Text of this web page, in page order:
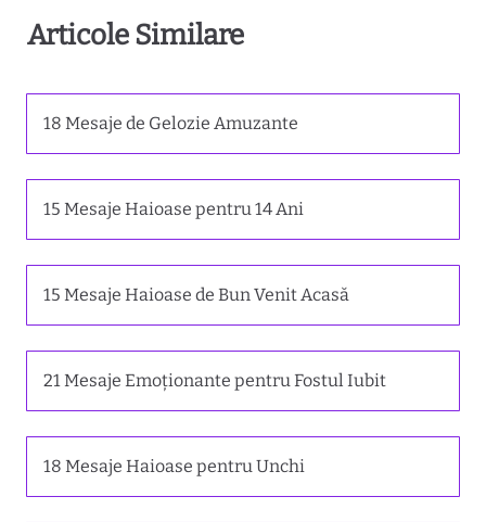
Articole Similare
18 Mesaje de Gelozie Amuzante
15 Mesaje Haioase pentru 14 Ani
15 Mesaje Haioase de Bun Venit Acasă
21 Mesaje Emoționante pentru Fostul Iubit
18 Mesaje Haioase pentru Unchi